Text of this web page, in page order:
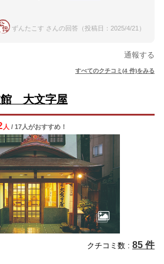
ずんたこす さんの回答（投稿日：2025/4/21）
通報する
すべてのクチコミ(4 件)をみる
大文字屋
人 / 17人がおすすめ！
クチコミ数 : 85 件